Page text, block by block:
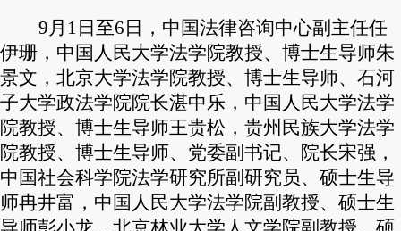
9月1日至6日，中国法律咨询中心副主任任
伊珊，中国人民大学法学院教授、博士生导师朱
景文，北京大学法学院教授、博士生导师、石河
子大学政法学院院长湛中乐，中国人民大学法学
院教授、博士生导师王贵松，贵州民族大学法学
院教授、博士生导师、党委副书记、院长宋强，
中国社会科学院法学研究所副研究员、硕士生导
师冉井富，中国人民大学法学院副教授、硕士生